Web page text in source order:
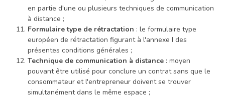
en partie d'une ou plusieurs techniques de communication
à distance ;
Formulaire type de rétractation : le formulaire type
européen de rétractation figurant à l'annexe I des
présentes conditions générales ;
Technique de communication à distance : moyen
pouvant être utilisé pour conclure un contrat sans que le
consommateur et l'entrepreneur doivent se trouver
simultanément dans le même espace ;